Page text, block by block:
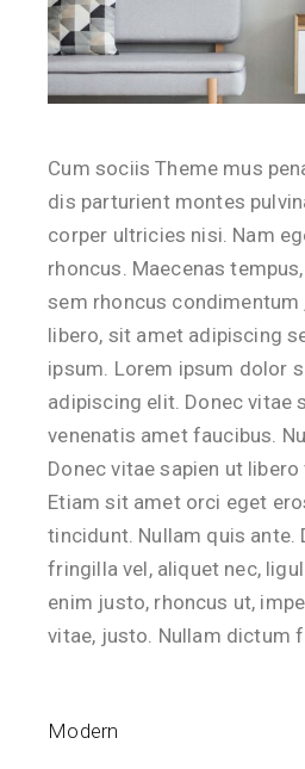
Cum sociis Theme mus
dis parturient montes
corper ultricies nisi. Nam
rhoncus. Maecenas
sem rhoncus condimentum
libero, sit amet adipiscing
ipsum. Lorem ipsum dolor
adipiscing elit. Donec vitae
venenatis amet faucibus.
Donec vitae sapien ut libero
Etiam sit amet orci eget
tincidunt. Nullam quis ante.
fringilla vel, aliquet nec,
enim justo, rhoncus ut,
vitae, justo. Nullam dictum
Modern